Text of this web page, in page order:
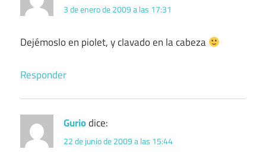
3 de enero de 2009 a las 17:31
Dejémoslo en piolet, y clavado en la cabeza
Responder
Guriodice:
22 de junio de 2009 a las 15:44